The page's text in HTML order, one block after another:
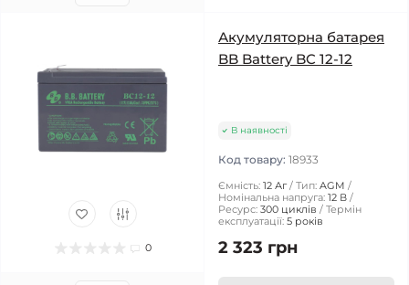
0
Акумуляторна батарея
BB Battery BC 12-12
В наявності
Код товару: 18933
Ємність: 12 Аг Тип: AGM
Номінальна напруга: 12 В
Ресурс: 300 циклів
Термін
експлуатації: 5 років
2 323 грн